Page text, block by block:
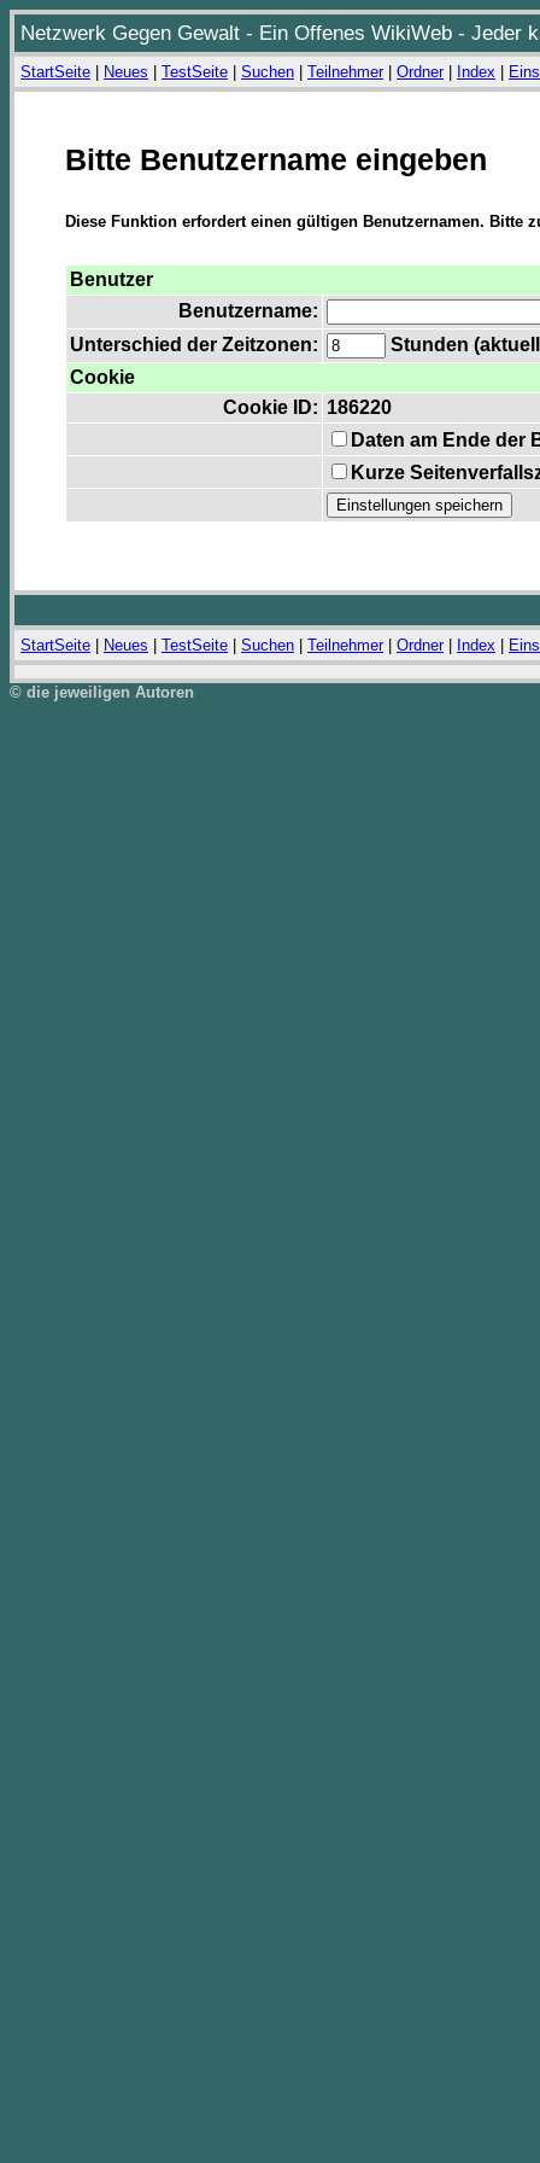
Netzwerk Gegen Gewalt - Ein Offenes WikiWeb - Jeder
StartSeite Neues TestSeite Suchen Teilnehmer| Ordner| Index
Bitte Benutzername eingeben
Diese Funktion erfordert einen gültigen Benutzernamen. Bitte
Benutzer
Benutzername:
Unterschied der Zeitzonen:
Stunden
Cookie
Cookie ID: 186220
Daten am Ende der
Kurze
StartSeite Neues TestSeite Suchen Teilnehmer| Ordner| Index
© die jeweiligen Autoren